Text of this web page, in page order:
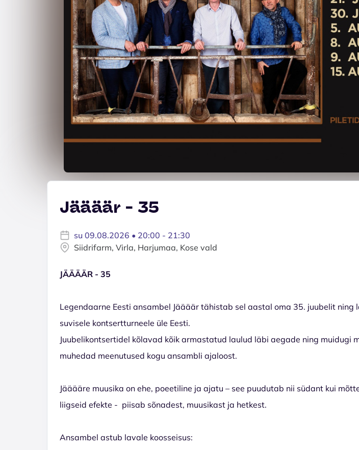
Jäääär - 35
su 09.08.2026 • 20:00 - 21:30
Siidrifarm, Virla, Harjumaa, Kose vald
JÄÄÄÄR - 35
Legendaarne Eesti ansambel Jäääär tähistab sel aastal oma 35. juubelit ning
suvisele kontsertturneele üle Eesti.
Juubelikontsertidel kõlavad kõik armastatud laulud läbi aegade ning muidugi
muhedad meenutused kogu ansambli ajaloost.
Jääääre muusika on ehe, poeetiline ja ajatu – see puudutab nii südant kui
liigseid efekte - piisab sõnadest, muusikast ja hetkest.
Ansambel astub lavale koosseisus: